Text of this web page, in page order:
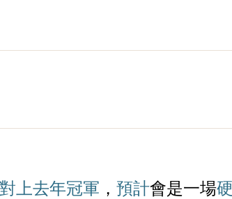
對上去年冠軍 ， 預計會是一場